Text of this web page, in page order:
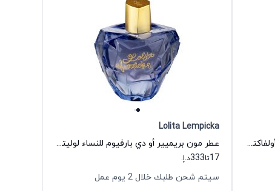
عطر كلوز أب أو دي بارفيوم للجنسين أولفاكتيف ستوديو
Lolita Lempicka
عطر مون بريميير أو دي بارفيوم للنساء لوليتا ليمبيكا
17تا333د.إ.
سيتم شحن طلبك خلال 2 يوم عمل